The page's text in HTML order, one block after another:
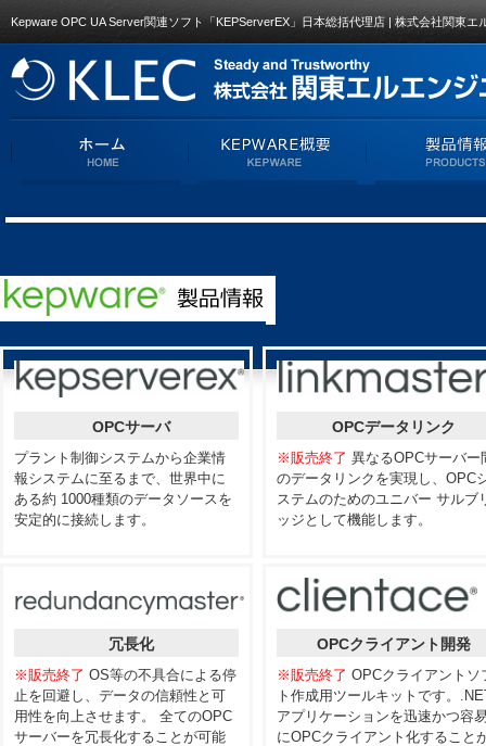
Kepware OPC UA Server関連ソフト「KEPServerEX」日本総括代理店 | 株式会社関東エ
OPCサーバ
プラント制御システムから企業情
報システムに至るまで、世界中に
ある約 1000種類のデータソースを
安定的に接続します。
OPCデータリンク
※販売終了 異なるOPCサーバー
のデータリンクを実現し、OPC
ステムのためのユニバー サルブ
ッジとして機能します。
冗長化
※販売終了 OS等の不具合による停
止を回避し、データの信頼性と可
用性を向上させます。 全てのOPC
サーバーを冗長化することが可能
OPCクライアント開発
※販売終了 OPCクライアントソ
ト作成用ツールキットです。
アプリケーションを迅速かつ容
にOPCクライアント化すること